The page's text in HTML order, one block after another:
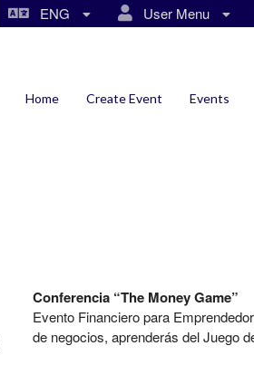
User Menu
ENG
Home Create Event Events
Conferencia “The Money Game”
Evento Financiero para
de negocios, aprenderás del Juego